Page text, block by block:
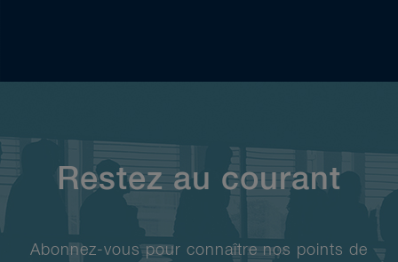
Restez au courant
Abonnez-vous pour connaître nos points de